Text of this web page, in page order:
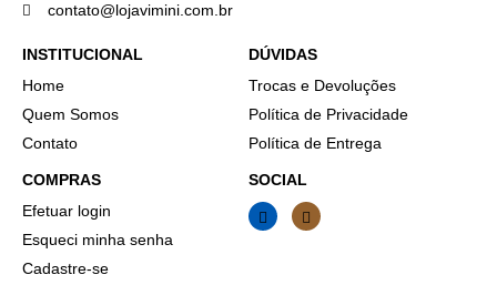
contato@lojavimini.com.br
INSTITUCIONAL
Home
Quem Somos
Contato
DÚVIDAS
Trocas e Devoluções
Política de Privacidade
Política de Entrega
COMPRAS
Efetuar login
Esqueci minha senha
Cadastre-se
SOCIAL